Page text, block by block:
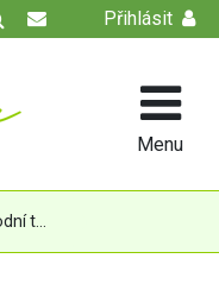
Přihlásit
Menu
Přírodní tuhé RAW šampóny